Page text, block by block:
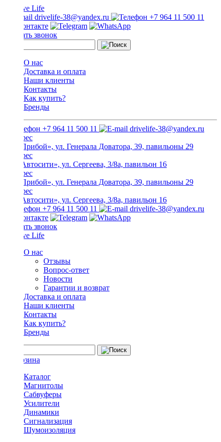
drivelife-38@yandex.ru +7 964 11 500 11
Заказать звонок
О нас
Доставка и оплата
Наши клиенты
Контакты
Как купить?
Бренды
+7 964 11 500 11 drivelife-38@yandex.ru
ТЦ «Прибой», ул. Генерала Доватора, 39, павильоны 29
ТЦ «Автосити», ул. Сергеева, 3/8а, павильон 16
ТЦ «Прибой», ул. Генерала Доватора, 39, павильоны 29
ТЦ «Автосити», ул. Сергеева, 3/8а, павильон 16
+7 964 11 500 11
drivelife-38@yandex.ru
Заказать звонок
О нас
Отзывы
Вопрос-ответ
Новости
Гарантии и возврат
Доставка и оплата
Наши клиенты
Контакты
Как купить?
Бренды
Каталог
Магнитолы
Сабвуферы
Усилители
Динамики
Сигнализация
Шумоизоляция